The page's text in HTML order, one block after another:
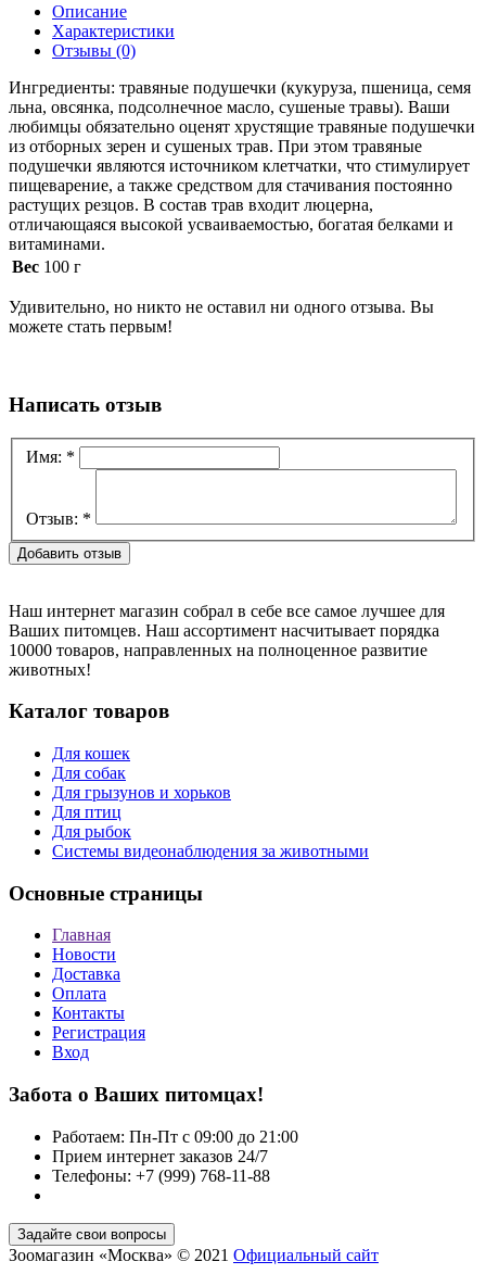
Описание
Характеристики
Отзывы (0)
Ингредиенты: травяные подушечки (кукуруза, пшеница, семя
льна, овсянка, подсолнечное масло, сушеные травы). Ваши
любимцы обязательно оценят хрустящие травяные подушечки
из отборных зерен и сушеных трав. При этом травяные
подушечки являются источником клетчатки, что стимулирует
пищеварение, а также средством для стачивания постоянно
растущих резцов. В состав трав входит люцерна,
отличающаяся высокой усваиваемостью, богатая белками и
витаминами.
Вес 100 г
Удивительно, но никто не оставил ни одного отзыва. Вы
можете стать первым!
Написать отзыв
Имя: *
Отзыв: *
Наш интернет магазин собрал в себе все самое лучшее для
Ваших питомцев. Наш ассортимент насчитывает порядка
10000 товаров, направленных на полноценное развитие
животных!
Каталог товаров
Для кошек
Для собак
Для грызунов и хорьков
Для птиц
Для рыбок
Cистемы видеонаблюдения за животными
Основные страницы
Главная
Новости
Доставка
Оплата
Контакты
Регистрация
Вход
Забота о Ваших питомцах!
Работаем: Пн-Пт с 09:00 до 21:00
Прием интернет заказов 24/7
Телефоны: +7 (999) 768-11-88
Зоомагазин «Москва» © 2021 Официальный сайт